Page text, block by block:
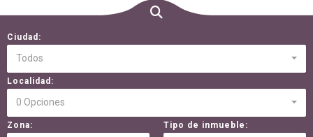
Ciudad:
Todos
Localidad:
0 Opciones
Zona: Tipo de inmueble: